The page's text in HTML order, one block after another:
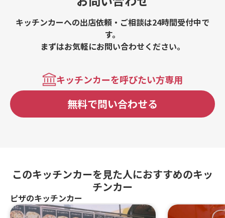
キッチンカーへの出店依頼・ご相談は24時間受付中で
す。
まずはお気軽にお問い合わせください。
キッチンカーを呼びたい方専用
無料で問い合わせる
このキッチンカーを見た人におすすめのキッ
チンカー
ピザのキッチンカー